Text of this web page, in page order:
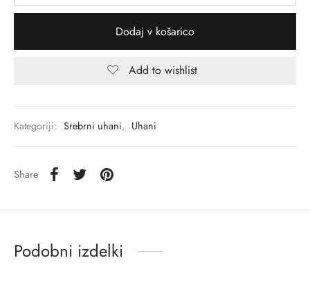
Dodaj v košarico
Add to wishlist
Kategoriji: Srebrni uhani, Uhani
Share
Podobni izdelki